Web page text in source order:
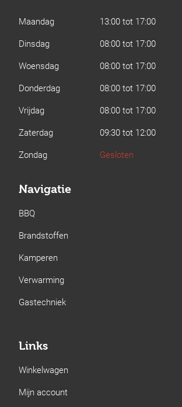
Maandag
13:00 tot 17:00
Dinsdag
08:00 tot 17:00
Woensdag
08:00 tot 17:00
Donderdag
08:00 tot 17:00
Vrijdag
08:00 tot 17:00
Zaterdag
09:30 tot 12:00
Zondag
Gesloten
Navigatie
BBQ
Brandstoffen
Kamperen
Verwarming
Gastechniek
Links
Winkelwagen
Mijn account